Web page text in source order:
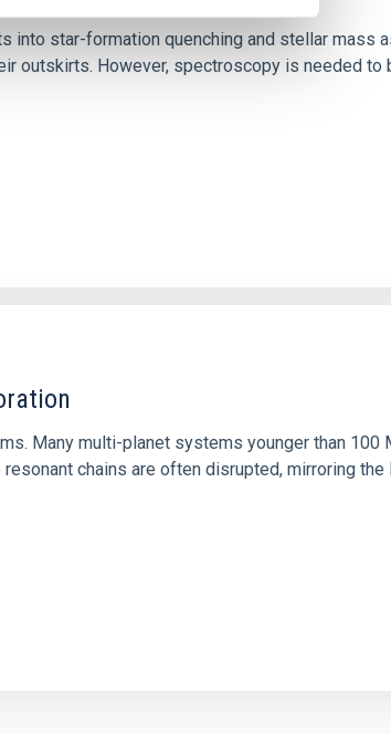
star-formation quenching and stellar mass
outskirts. However, spectroscopy is needed to
Many multi-planet systems younger than 100
chains are often disrupted, mirroring the